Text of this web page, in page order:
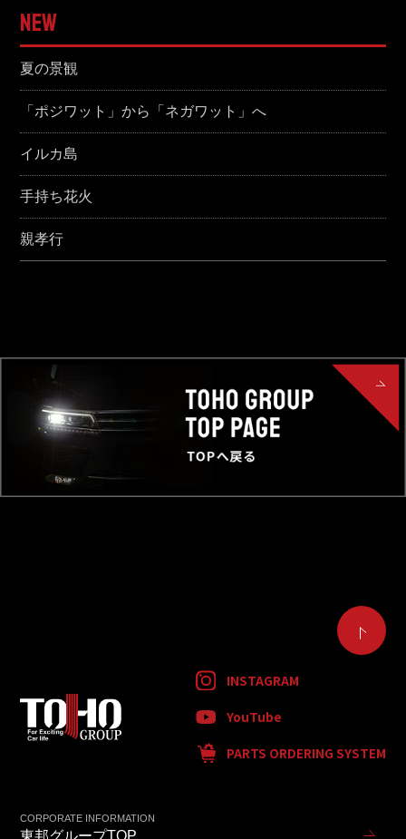
NEW
夏の景観
「ポジワット」から「ネガワット」へ
イルカ島
手持ち花火
親孝行
INSTAGRAM
YouTube
PARTS ORDERING SYSTEM
CORPORATE INFORMATION
東邦グループTOP